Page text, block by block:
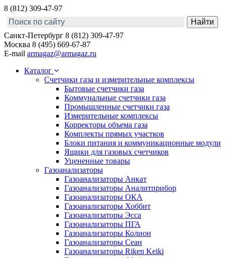
8 (812) 309-47-97
Санкт-Петербург 8 (812) 309-47-97
Москва 8 (495) 669-67-87
E-mail armagaz@armagaz.ru
Каталог
Счетчики газа и измерительные комплексы
Бытовые счетчики газа
Коммунальные счетчики газа
Промышленные счетчики газа
Измерительные комплексы
Корректоры объема газа
Комплекты прямых участков
Блоки питания и коммуникационные модули
Ящики для газовых счетчиков
Уцененные товары
Газоанализаторы
Газоанализаторы Анкат
Газоанализаторы Аналитприбор
Газоанализаторы ОКА
Газоанализаторы Хоббит
Газоанализаторы Эсса
Газоанализаторы ПГА
Газоанализаторы Колион
Газоанализаторы Сеан
Газоанализаторы Riken Keiki